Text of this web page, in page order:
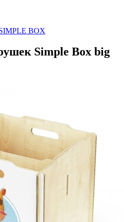
BOX
Simple Box big